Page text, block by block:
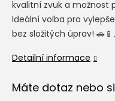
kvalitní zvuk a možnost
Ideální volba pro
bez složitých úprav!
Detailní informace
Máte dotaz nebo